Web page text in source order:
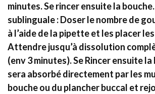
minutes. Se rincer ensuite la
sublinguale : Doser le nombre de
à l’aide de la pipette et les placer
Attendre jusqu’à dissolution
(env 3 minutes). Se Rincer ensuite la
sera absorbé directement par les
bouche ou du plancher buccal et